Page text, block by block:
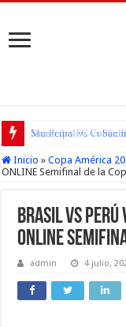
San Pedro FC vs
Inicio » Copa América
ONLINE Semifinal de la
Brasil vs Perú
ONLINE
admin 4 julio,